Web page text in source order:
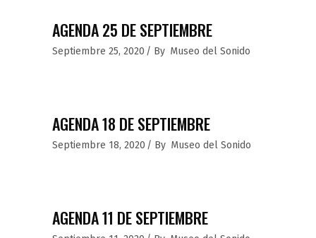
AGENDA 25 DE SEPTIEMBRE
Septiembre 25, 2020 By Museo del Sonido
AGENDA 18 DE SEPTIEMBRE
Septiembre 18, 2020 By Museo del Sonido
AGENDA 11 DE SEPTIEMBRE